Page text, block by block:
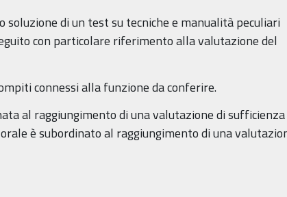
di un test su tecniche e manualità peculiari
con particolare riferimento alla valutazione del
connessi alla funzione da conferire.
al raggiungimento di una valutazione di sufficienza
è subordinato al raggiungimento di una